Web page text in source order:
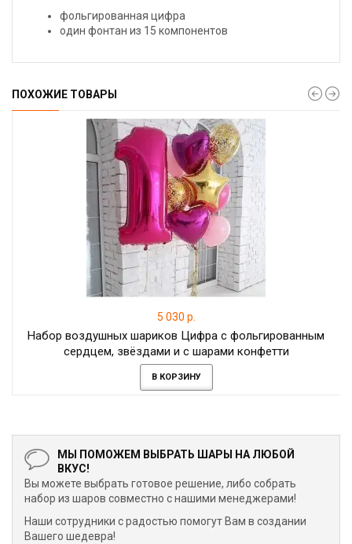
фольгированная цифра
один фонтан из 15 компонентов
ПОХОЖИЕ ТОВАРЫ
5 030 р.
Набор воздушных шариков Цифра с фольгированным
сердцем, звёздами и с шарами конфетти
В КОРЗИНУ
МЫ ПОМОЖЕМ ВЫБРАТЬ ШАРЫ НА ЛЮБОЙ
ВКУС!
Вы можете выбрать готовое решение, либо собрать
набор из шаров совместно с нашими менеджерами!
Наши сотрудники с радостью помогут Вам в создании
Вашего шедевра!